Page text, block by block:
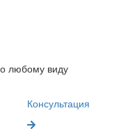
любому виду
Консультация